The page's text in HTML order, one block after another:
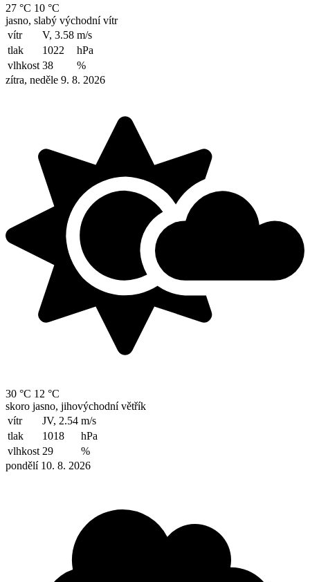
27 °C 10 °C
jasno, slabý východní vítr
vítr
V, 3.58 m/s
tlak
1022
hPa
vlhkost 38
%
zítra, neděle 9. 8. 2026
30 °C 12 °C
skoro jasno, jihovýchodní větřík
vítr
JV, 2.54 m/s
tlak
1018
hPa
vlhkost 29
%
pondělí 10. 8. 2026